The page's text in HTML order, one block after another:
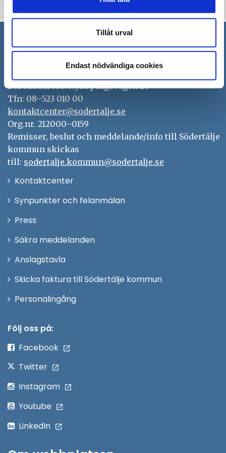
Tillåt urval
Endast nödvändiga cookies
Södertälje kommun
Besöksadress: Nyköpingsvägen 26
Tfn: 08–523 010 00
kontaktcenter@sodertalje.se
Org.nr. 212000–0159
Remisser, beslut och meddelande/info till Södertälje
kommun skickas
till: sodertalje.kommun@sodertalje.se
KontaktcenterÖppna
Synpunkter och felanmälan
Press
fönster
Säkra meddelanden
Anslagstavla
Skicka faktura till Södertälje kommun
PersonalingångÖppna
Följ oss på:
Facebook
Twitter
Instagram
Youtube
LinkedIn